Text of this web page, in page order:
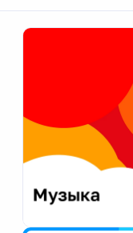
Апатиты
Екатеринбург
Калининград
Калуга